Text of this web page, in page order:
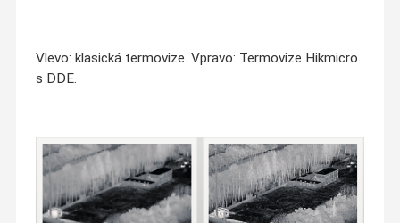
Vlevo: klasická termovize. Vpravo: Termovize Hikmicro
s DDE.